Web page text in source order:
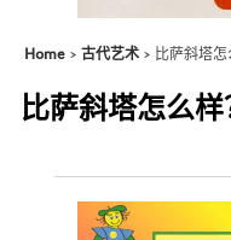
Home 古代艺术 比萨斜塔
比萨斜塔怎么